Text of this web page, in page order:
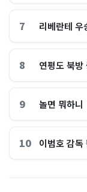
7 리베란테 우
8 연평도 북방
9 놀면 뭐하니
10 이범호 감독